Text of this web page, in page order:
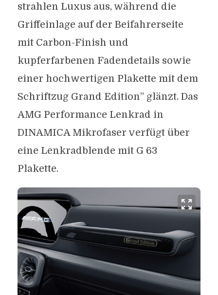
strahlen Luxus aus, während die
Griffeinlage auf der Beifahrerseite
mit Carbon-Finish und
kupferfarbenen Fadendetails sowie
einer hochwertigen Plakette mit dem
Schriftzug Grand Edition” glänzt. Das
AMG Performance Lenkrad in
DINAMICA Mikrofaser verfügt über
eine Lenkradblende mit G 63
Plakette.